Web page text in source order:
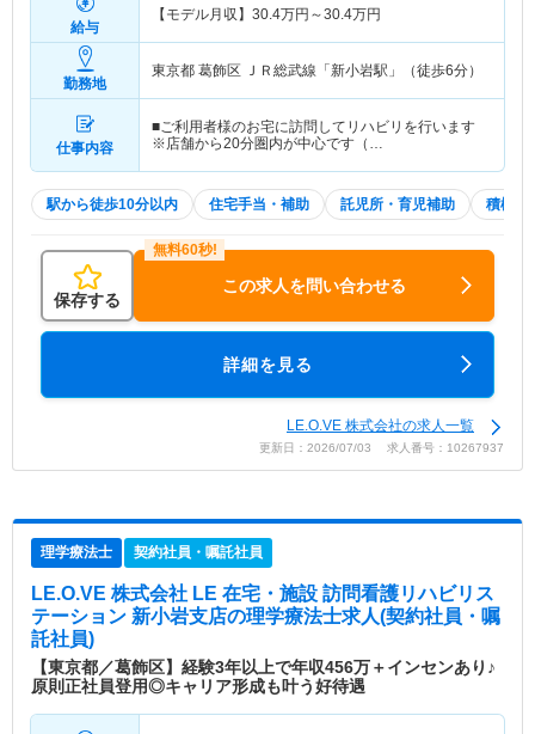
給与
【モデル月収】 30.4万円～30.4万円
勤務地
東京都 葛飾区 ＪＲ総武線「新小岩駅」（徒歩6分）
仕事内容
■ご利用者様のお宅に訪問してリハビリを行います
※店舗から20分圏内が中心です（…
駅から徒歩10分以内 住宅手当・補助 託児所・育児補助 積極採
保存する
この求人を問い合わせる
詳細を見る
LE.O.VE 株式会社の求人一覧
更新日：2026/07/03 求人番号：10267937
理学療法士 契約社員・嘱託社員
LE.O.VE 株式会社 LE 在宅・施設 訪問看護リハビリス
テーション 新小岩支店の理学療法士求人(契約社員・嘱
託社員)
【東京都／葛飾区】経験3年以上で年収456万＋インセンあり♪
原則正社員登用◎キャリア形成も叶う好待遇